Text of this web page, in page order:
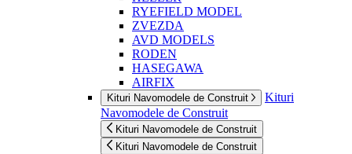
RYEFIELD MODEL
ZVEZDA
AVD MODELS
RODEN
HASEGAWA
AIRFIX
Kituri Navomodele de Construit
Kituri
Navomodele de Construit
Kituri Navomodele de Construit
Kituri Navomodele de Construit